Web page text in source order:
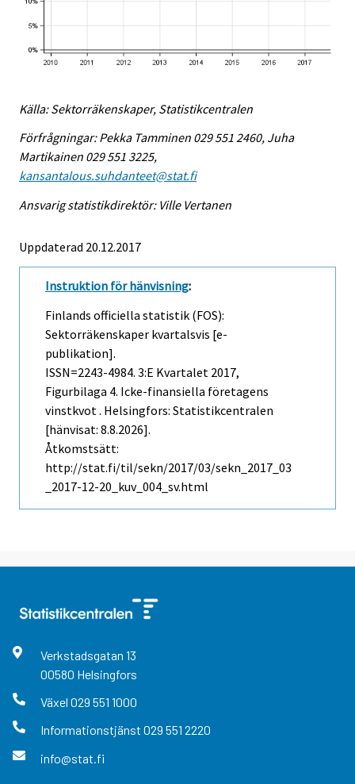
Källa: Sektorräkenskaper, Statistikcentralen
Förfrågningar: Pekka Tamminen 029 551 2460, Juha
Martikainen 029 551 3225,
kansantalous.suhdanteet@stat.fi
Ansvarig statistikdirektör: Ville Vertanen
Uppdaterad 20.12.2017
Instruktion för hänvisning:
Finlands officiella statistik (FOS):
Sektorräkenskaper kvartalsvis [e-
publikation].
ISSN=2243-4984. 3:e Kvartalet 2017,
Figurbilaga 4. Icke-finansiella företagens
vinstkvot . Helsingfors: Statistikcentralen
[hänvisat: 8.8.2026].
Åtkomstsätt:
http://stat.fi/til/sekn/2017/03/sekn_2017_03
_2017-12-20_kuv_004_sv.html
Verkstadsgatan 13
00580 Helsingfors
Växel 029 551 1000
Informationstjänst 029 551 2220
info@stat.fi